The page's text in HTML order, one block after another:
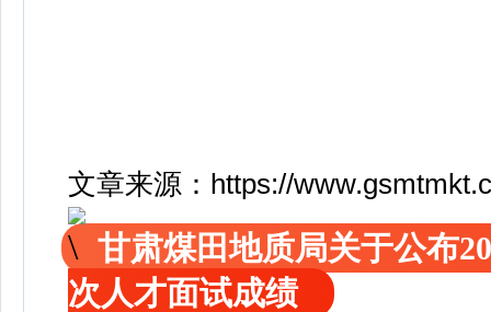
文章来源：https://
甘肃煤田地质局关于公布
次人才面试成绩